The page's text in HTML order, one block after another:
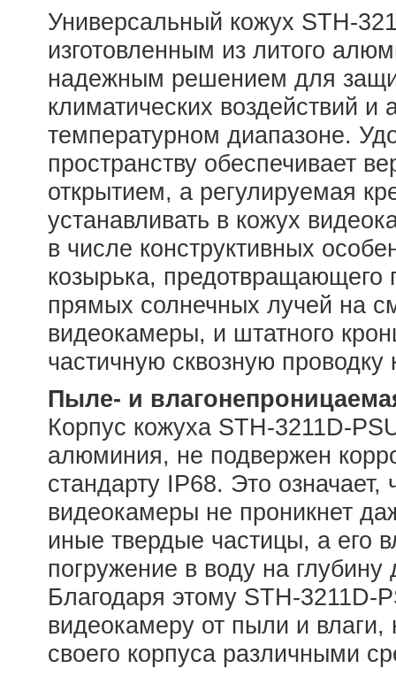
Универсальный кожух STH-
изготовленным из литого
надежным решением для
климатических воздействий
температурном диапазоне.
пространству обеспечивает
открытием, а регулируемая
устанавливать в кожух
в числе конструктивных
козырька, предотвращающего
прямых солнечных лучей на
видеокамеры, и штатного
частичную сквозную проводку
Пыле- и
Корпус кожуха STH-3211D-
алюминия, не подвержен
стандарту IP68. Это
видеокамеры не проникнет
иные твердые частицы, а его
погружение в воду на
Благодаря этому STH-3211D-
видеокамеру от пыли и влаги,
своего корпуса различными